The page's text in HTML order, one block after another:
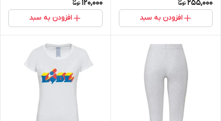
255,000
افزودن به سبد
120,000
افزودن به سبد